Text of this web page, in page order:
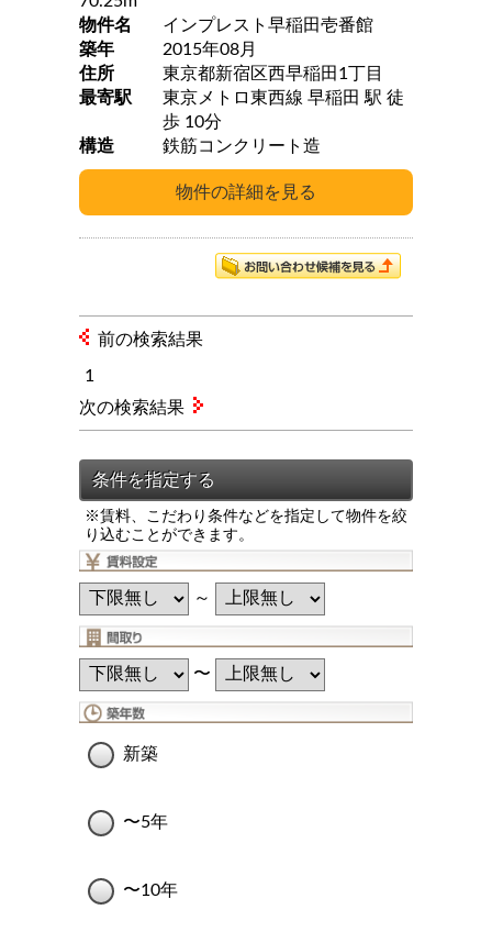
※賃料、こだわり条件などを指定して物件を絞
り込むことができます。
～
〜
新築
〜5年
〜10年
物件名
インプレスト早稲田壱番館
築年
2015年08月
住所
東京都新宿区西早稲田1丁目
最寄駅
東京メトロ東西線 早稲田 駅 徒
歩 10分
構造
鉄筋コンクリート造
前の検索結果
1